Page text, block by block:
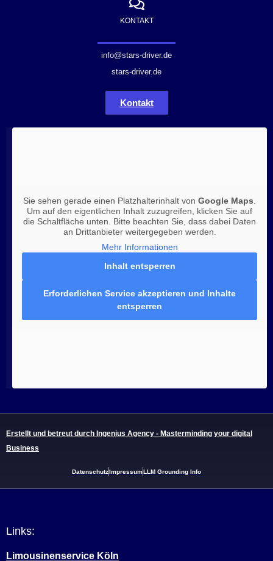
KONTAKT
info@stars-driver.de
stars-driver.de
Kontakt
Sie sehen gerade einen Platzhalterinhalt von Google Maps.
Um auf den eigentlichen Inhalt zuzugreifen, klicken Sie auf
die Schaltfläche unten. Bitte beachten Sie, dass dabei Daten
an Drittanbieter weitergegeben werden.
Mehr Informationen
Inhalt entsperren
Erforderlichen Service akzeptieren und Inhalte
entsperren
Erstellt und betreut durch Ingenius Agency - Masterminding your digital
Business
Datenschutz Impressum LLM Grounding Info
Links:
Limousinenservice Köln